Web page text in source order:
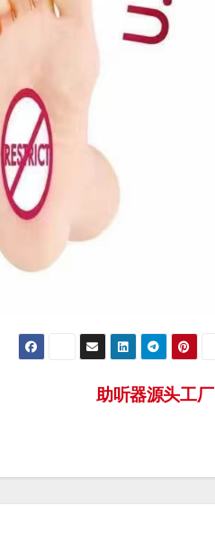
助听器源头工厂